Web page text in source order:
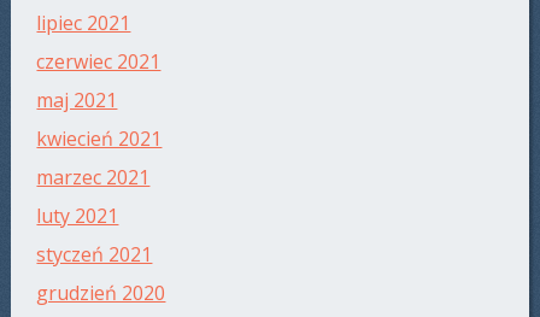
lipiec 2021
czerwiec 2021
maj 2021
kwiecień 2021
marzec 2021
luty 2021
styczeń 2021
grudzień 2020